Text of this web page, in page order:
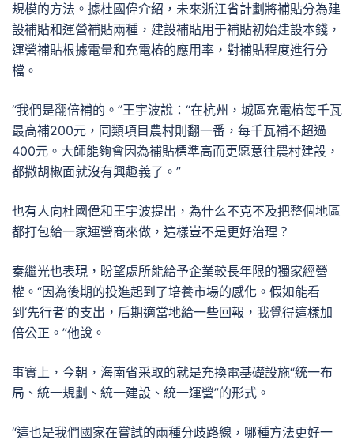
規模的方法。據杜國偉介紹，未來浙江省計劃將補貼分為建
設補貼和運營補貼兩種，建設補貼用于補貼初始建設本錢，
運營補貼根據電量和充電樁的應用率，對補貼程度進行分
檔。
“我們是翻倍補的。”王宇波說：“在杭州，城區充電樁每千瓦
最高補200元，同類項目農村則翻一番，每千瓦補不超過
400元。大師能夠會因為補貼標準高而更愿意往農村建設，
都撒胡椒面就沒有興趣義了。”
也有人向杜國偉和王宇波提出，為什么不克不及把整個地區
都打包給一家運營商來做，這樣豈不是更好治理？
秦繼光也表現，盼望處所能給予企業較長年限的獨家經營
權。“因為後期的投進起到了培養市場的感化。假如能看
到‘先行者’的支出，后期適當地給一些回報，我覺得這樣加
倍公正。”他說。
事實上，今朝，海南省采取的就是充換電基礎設施“統一布
局、統一規劃、統一建設、統一運營”的形式。
“這也是我們國家在嘗試的兩種分歧路線，哪種方法更好一